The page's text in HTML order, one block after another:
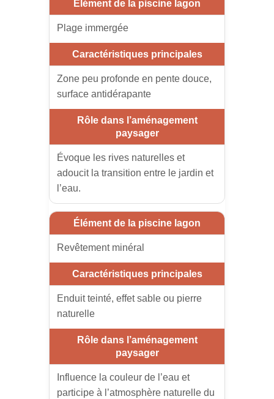
Plage immergée
Zone peu profonde en pente douce,
surface antidérapante
Évoque les rives naturelles et
adoucit la transition entre le jardin et
l’eau.
Revêtement minéral
Enduit teinté, effet sable ou pierre
naturelle
Influence la couleur de l’eau et
participe à l’atmosphère naturelle du